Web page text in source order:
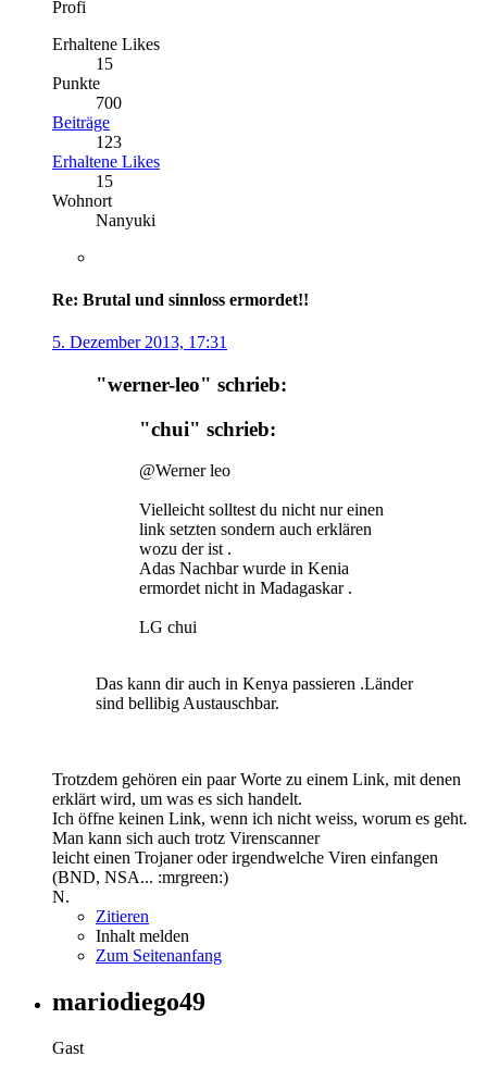
Profi
Erhaltene Likes
15
Punkte
700
Beiträge
123
Erhaltene Likes
15
Wohnort
Nanyuki
Re: Brutal und sinnloss ermordet!!
5. Dezember 2013, 17:31
"werner-leo" schrieb:
"chui" schrieb:
@Werner leo
Vielleicht solltest du nicht nur einen
link setzten sondern auch erklären
wozu der ist .
Adas Nachbar wurde in Kenia
ermordet nicht in Madagaskar .
LG chui
Das kann dir auch in Kenya passieren .Länder
sind bellibig Austauschbar.
Trotzdem gehören ein paar Worte zu einem Link, mit denen
erklärt wird, um was es sich handelt.
Ich öffne keinen Link, wenn ich nicht weiss, worum es geht.
Man kann sich auch trotz Virenscanner
leicht einen Trojaner oder irgendwelche Viren einfangen
(BND, NSA... :mrgreen:)
N.
Zitieren
Inhalt melden
Zum Seitenanfang
mariodiego49
Gast